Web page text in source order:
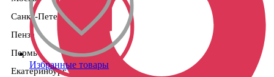
Санкт-Петербург
Пенза
Пермь
Екатеринбург
Избранные товары